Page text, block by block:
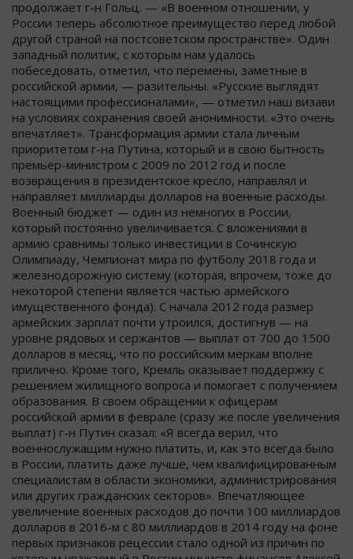
продолжает г-н Гольц. — «В военном отношении, у
России теперь абсолютное преимущество перед любой
другой страной на постсоветском пространстве». Один
западный политик, с которым нам удалось
побеседовать, отметил, что перемены, заметные в
российской армии, — разительны. «Русские выглядят
настоящими профессионалами», — отметил наш визави
на условиях сохранения своей анонимности. «Это очень
впечатляет». Трансформация армии стала личным
приоритетом г-на Путина, который и в свою бытность
премьер-министром с 2009 по 2012 год и после
возвращения в президентское кресло, направлял и
направляет миллиарды долларов на военные расходы.
Военный бюджет — один из немногих в России,
который постоянно увеличивается. С вложениями в
армию сравнимы только инвестиции в Сочинскую
Олимпиаду, Чемпионат мира по футболу 2018 года и
железнодорожную систему (которая, впрочем, тоже до
некоторой степени является частью армейского
имущественного фонда). С начала 2012 года размер
армейских зарплат почти утроился, достигнув — на
уровне рядовых и сержантов — выплат от 700 до 1500
долларов в месяц, что по российским меркам вполне
прилично. Кроме того, Кремль оказывает поддержку с
решением жилищного вопроса и помогает с получением
образования. В своем обращении к офицерам
российской армии в феврале (сразу же после увеличения
выплат) г-н Путин сказал: «Я всегда верил, что
военнослужащим нужно платить, и, как это всегда было
в России, платить даже лучше, чем квалифицированным
специалистам в области экономики, администрирования
или других гражданских секторов». Впечатляющее
увеличение военных расходов до почти 100 миллиардов
долларов в 2016-м с 80 миллиардов в 2014 году на фоне
первых признаков рецессии стало одной из причин по